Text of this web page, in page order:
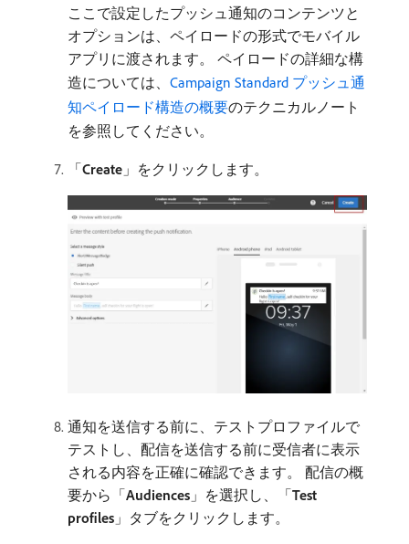
ここで設定したプッシュ通知のコンテンツと
オプションは、ペイロードの形式でモバイル
アプリに渡されます。 ペイロードの詳細な構
造については、 Campaign Standard プッシュ通
知ペイロード構造の概要のテクニカルノート
を参照してください。
「Create 」をクリックします。
通知を送信する前に、テストプロファイルで
テストし、配信を送信する前に受信者に表示
される内容を正確に確認できます。 配信の概
要から「Audiences 」を選択し、「Test
profiles 」タブをクリックします。